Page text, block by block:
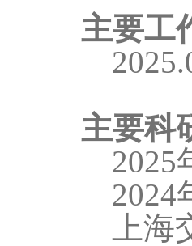
主要工
主要科
2025
2024
上